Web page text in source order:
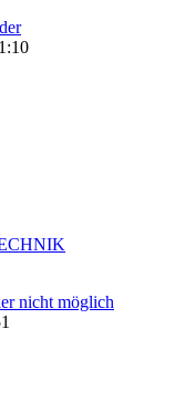
nicht möglich